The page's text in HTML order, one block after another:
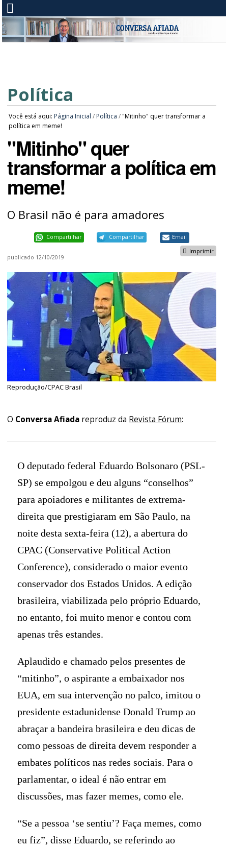
Política
Você está aqui: Página Inicial / Política /"Mitinho" quer transformar a
política em meme!
"Mitinho" quer
transformar a política em
meme!
O Brasil não é para amadores
Compartilhar Compartilhar Email
Imprimir
publicado 12/10/2019
Reprodução/CPAC Brasil
O Conversa Afiada reproduz da Revista Fórum:
O deputado federal Eduardo Bolsonaro (PSL-
SP) se empolgou e deu alguns “conselhos”
para apoiadores e militantes de extrema-
direita que prestigiaram em São Paulo, na
noite desta sexta-feira (12), a abertura do
CPAC (Conservative Political Action
Conference), considerado o maior evento
conservador dos Estados Unidos. A edição
brasileira, viabilizada pelo próprio Eduardo,
no entanto, foi muito menor e contou com
apenas três estandes.
Aplaudido e chamado pelos presentes de
“mitinho”, o aspirante a embaixador nos
EUA, em sua intervenção no palco, imitou o
presidente estadunidense Donald Trump ao
abraçar a bandeira brasileira e deu dicas de
como pessoas de direita devem responder a
embates políticos nas redes sociais. Para o
parlamentar, o ideal é não entrar em
discussões, mas fazer memes, como ele.
“Se a pessoa ‘se sentiu’? Faça memes, como
eu fiz”, disse Eduardo, se referindo ao